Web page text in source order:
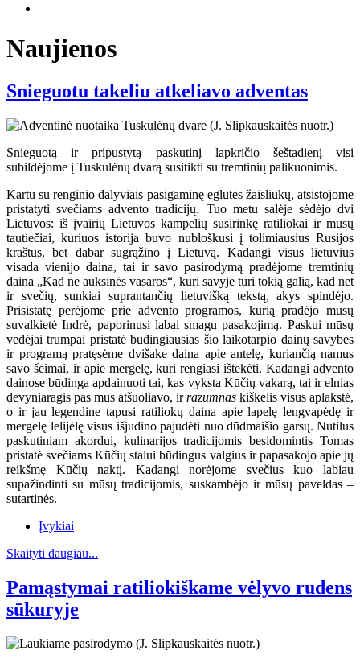
Naujienos
Snieguotu takeliu atkeliavo adventas
Snieguotą ir pripustytą paskutinį lapkričio šeštadienį visi
subildėjome į Tuskulėnų dvarą susitikti su tremtinių palikuonimis.
Kartu su renginio dalyviais pasigaminę eglutės žaisliukų, atsistojome
pristatyti svečiams advento tradicijų. Tuo metu salėje sėdėjo dvi
Lietuvos: iš įvairių Lietuvos kampelių susirinkę ratiliokai ir mūsų
tautiečiai, kuriuos istorija buvo nubloškusi į tolimiausius Rusijos
kraštus, bet dabar sugrąžino į Lietuvą. Kadangi visus lietuvius
visada vienijo daina, tai ir savo pasirodymą pradėjome tremtinių
daina „Kad ne auksinės vasaros“, kuri savyje turi tokią galią, kad net
ir svečių, sunkiai suprantančių lietuvišką tekstą, akys spindėjo.
Prisistatę perėjome prie advento programos, kurią pradėjo mūsų
suvalkietė Indrė, paporinusi labai smagų pasakojimą. Paskui mūsų
vedėjai trumpai pristatė būdingiausias šio laikotarpio dainų savybes
ir programą pratęsėme dvišake daina apie antelę, kuriančią namus
savo šeimai, ir apie mergelę, kuri rengiasi ištekėti. Kadangi advento
dainose būdinga apdainuoti tai, kas vyksta Kūčių vakarą, tai ir elnias
devyniaragis pas mus atšuoliavo, irrazumnas kiškelis visus aplakstė,
o ir jau legendine tapusi ratiliokų daina apie lapelę lengvapėdę ir
mergelę lelijėlę visus išjudino pajudėti nuo dūdmaišio garsų. Nutilus
paskutiniam akordui, kulinarijos tradicijomis besidomintis Tomas
pristatė svečiams Kūčių stalui būdingus valgius ir papasakojo apie jų
reikšmę Kūčių naktį. Kadangi norėjome svečius kuo labiau
supažindinti su mūsų tradicijomis, suskambėjo ir mūsų paveldas –
sutartinės.
Įvykiai
Skaityti daugiau...
Pamąstymai ratiliokiškame vėlyvo rudens
sūkuryje